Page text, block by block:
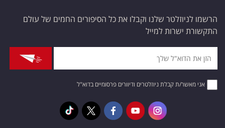
הרשמו לניוזלטר שלנו וקבלו את כל הסיפורים החמים של עולם
התקשורת ישרות למייל
אני מאשר/ת קבלת ניוזלטרים ודיוורים פרסומיים בדוא"ל